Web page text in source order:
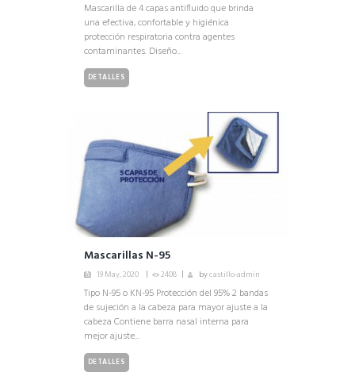
Mascarilla de 4 capas antifluido que brinda
una efectiva, confortable y higiénica
protección respiratoria contra agentes
contaminantes. Diseño...
DETALLES
Mascarillas N-95
19 May, 2020 2408 bycastillo-admin
Tipo N-95 o KN-95 Protección del 95% 2 bandas
de sujeción a la cabeza para mayor ajuste a la
cabeza Contiene barra nasal interna para
mejor ajuste...
DETALLES